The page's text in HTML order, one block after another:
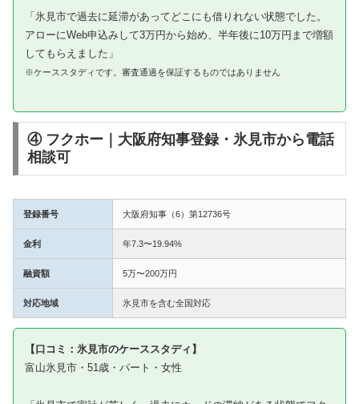
「氷見市で過去に延滞があってどこにも借りれない状態でした。
アローにWeb申込みして3万円から始め、半年後に10万円まで増額
してもらえました」
※ケーススタディです。審査通過を保証するものではありません
④ フクホー｜大阪府知事登録・氷見市から電話
相談可
登録番号 大阪府知事（6）第12736号
金利 年7.3〜19.94%
融資額 5万〜200万円
対応地域 氷見市を含む全国対応
【口コミ：氷見市のケーススタディ】
富山氷見市・51歳・パート・女性